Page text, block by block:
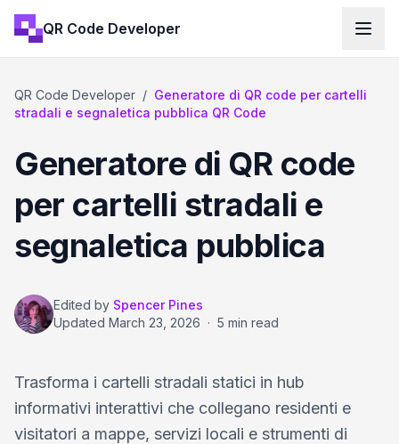
QR Code Developer
QR Code Developer / Generatore di QR code per cartelli
stradali e segnaletica pubblica QR Code
Generatore di QR code
per cartelli stradali e
segnaletica pubblica
Edited by Spencer Pines
Updated March 23, 2026 · 5 min read
Trasforma i cartelli stradali statici in hub
informativi interattivi che collegano residenti e
visitatori a mappe, servizi locali e strumenti di